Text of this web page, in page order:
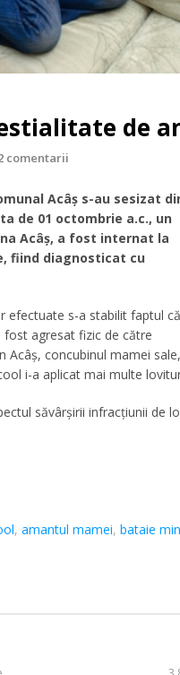
de
comentarii
Acâș s-au sesizat
de 01 octombrie a.c., un
Acâș, a fost internat la
fiind diagnosticat cu
efectuate s-a stabilit faptul că
fost agresat fizic de către
Acâș, concubinul mamei sale,
i-a aplicat mai multe
săvârșirii infracțiunii de
, amantul mamei, bataie